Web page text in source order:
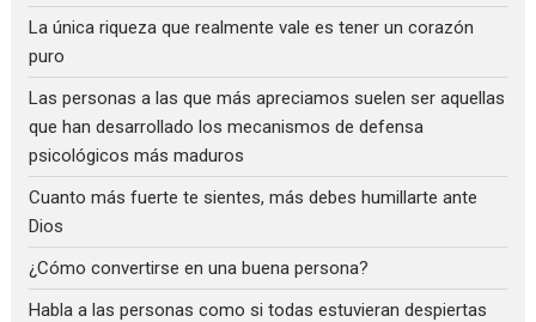
La única riqueza que realmente vale es tener un corazón
puro
Las personas a las que más apreciamos suelen ser aquellas
que han desarrollado los mecanismos de defensa
psicológicos más maduros
Cuanto más fuerte te sientes, más debes humillarte ante
Dios
¿Cómo convertirse en una buena persona?
Habla a las personas como si todas estuvieran despiertas